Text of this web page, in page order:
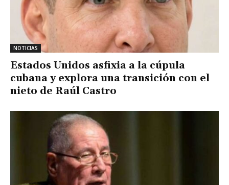
NOTICIAS
Estados Unidos asfixia a la cúpula
cubana y explora una transición con el
nieto de Raúl Castro